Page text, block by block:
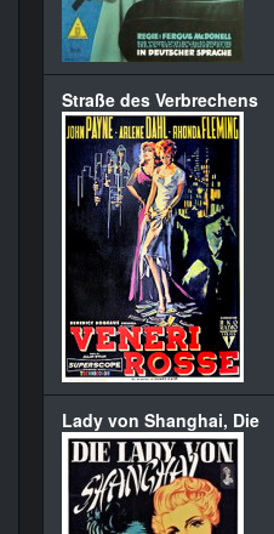
Straße des Verbrechens
Lady von Shanghai, Die